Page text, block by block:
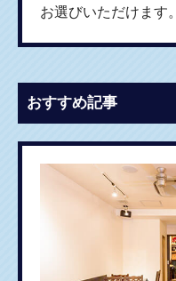
お選びいただけます。
おすすめ記事